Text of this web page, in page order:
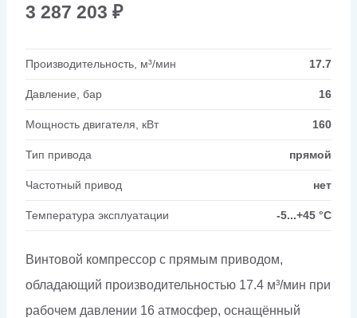
3 287 203 ₽
Производительность, м³/мин 17.7
Давление, бар 16
Мощность двигателя, кВт 160
Тип привода прямой
Частотный привод нет
Температура эксплуатации -5...+45 °C
Винтовой компрессор с прямым приводом,
обладающий производительностью 17.4 м³/мин при
рабочем давлении 16 атмосфер, оснащённый